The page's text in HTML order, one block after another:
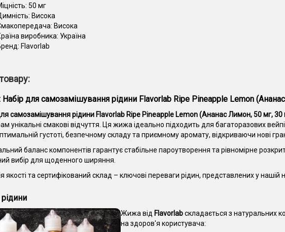
50 мг
Висока
Висока
виробника: Україна
Flavorlab
Набір для самозамішування рідини Flavorlab Ripe Pineapple Lemon
самозамішування рідини Flavorlab Ripe Pineapple Lemon (Ананас Лимон, 50 мг, 30
унікальні смакові відчуття. Ця жижа ідеально підходить для багаторазових
густоті, безпечному складу та приємному аромату, відкриваючи нові
баланс компонентів гарантує стабільне пароутворення та рівномірне
вибір для щоденного ширяння.
якості та сертифікований склад – ключові переваги рідин, представлених у нашій
Жижа від Flavorlabскладається з натуральних
на здоров'я користувача: